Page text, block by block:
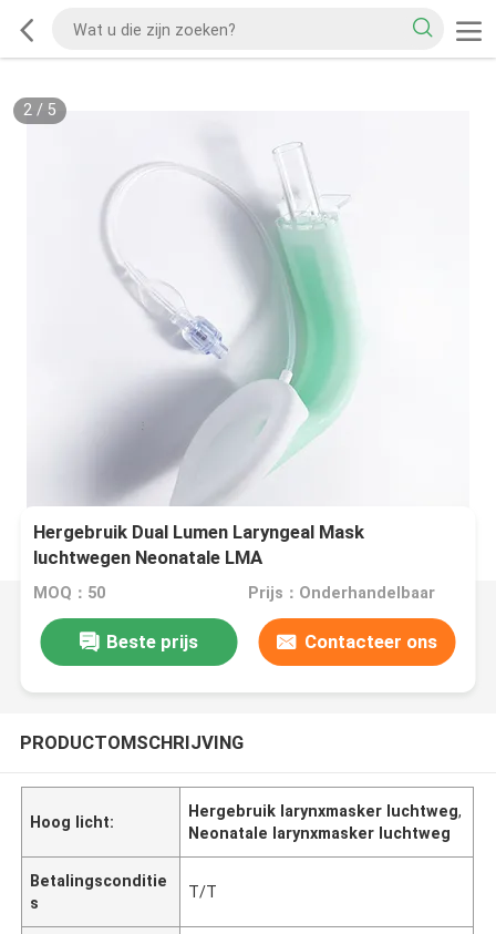
2/ 5
Hergebruik Dual Lumen Laryngeal Mask
luchtwegen Neonatale LMA
MOQ：50 Prijs：Onderhandelbaar
Beste prijs Contacteer ons
PRODUCTOMSCHRIJVING
Hoog licht:
Hergebruik larynxmasker luchtweg,
Neonatale larynxmasker luchtweg
Betalingsconditie
s
T/T